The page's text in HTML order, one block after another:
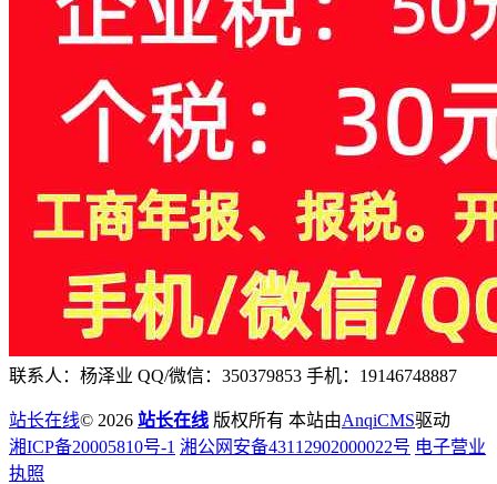
联系人：杨泽业 QQ/微信：350379853 手机：19146748887
站长在线© 2026 站长在线 版权所有 本站由AnqiCMS驱动
湘ICP备20005810号-1 湘公网安备43112902000022号 电子营业
执照